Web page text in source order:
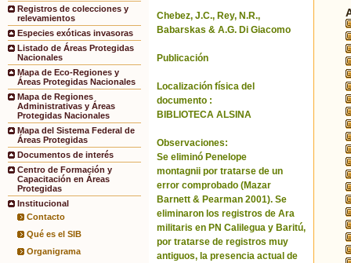
Registros de colecciones y
relevamientos
Especies exóticas invasoras
Listado de Áreas Protegidas
Nacionales
Mapa de Eco-Regiones y
Áreas Protegidas Nacionales
Mapa de Regiones
Administrativas y Áreas
Protegidas Nacionales
Mapa del Sistema Federal de
Áreas Protegidas
Documentos de interés
Centro de Formación y
Capacitación en Áreas
Protegidas
Institucional
Contacto
Qué es el SIB
Organigrama
Chebez, J.C., Rey, N.R.,
Babarskas & A.G. Di Giacomo
Publicación
Localización física del
documento :
BIBLIOTECA ALSINA
Observaciones:
Se eliminó Penelope
montagnii por tratarse de un
error comprobado (Mazar
Barnett & Pearman 2001). Se
eliminaron los registros de Ara
militaris en PN Calilegua y Baritú,
por tratarse de registros muy
antiguos, la presencia actual de